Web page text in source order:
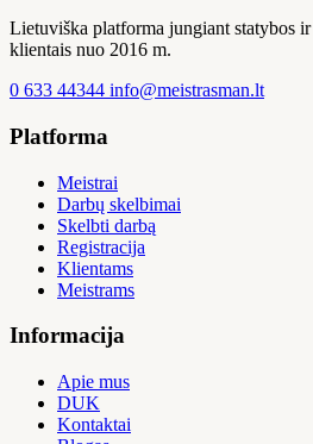
Lietuviška platforma jungiant statybos ir
klientais nuo 2016 m.
0 633 44344 info@meistrasman.lt
Platforma
Meistrai
Darbų skelbimai
Skelbti darbą
Registracija
Klientams
Meistrams
Informacija
Apie mus
DUK
Kontaktai